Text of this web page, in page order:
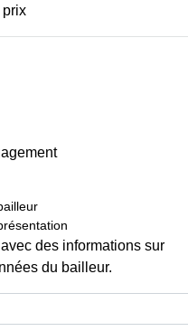
prix
des informations sur
du bailleur.